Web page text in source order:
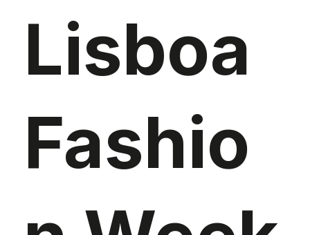
Lisboa
Fashio